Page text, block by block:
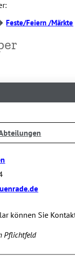
Feste/Feiern /Märkte
können Sie
Pflichtfeld